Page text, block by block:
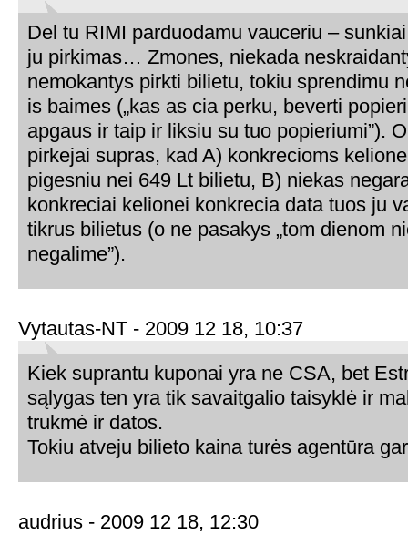
Del tu RIMI parduodamu vauceriu –
ju pirkimas… Zmones, niekada
nemokantys pirkti bilietu, tokiu sprendimu
is baimes („kas as cia perku, beverti
apgaus ir taip ir liksiu su tuo popieriumi”).
pirkejai supras, kad A) konkrecioms
pigesniu nei 649 Lt bilietu, B) niekas
konkreciai kelionei konkrecia data tuos ju
tikrus bilietus (o ne pasakys „tom dienom
negalime”).
Vytautas-NT - 2009 12 18, 10:37
Kiek suprantu kuponai yra ne CSA, bet
sąlygas ten yra tik savaitgalio taisyklė ir
trukmė ir datos.
Tokiu atveju bilieto kaina turės agentūra
audrius - 2009 12 18, 12:30